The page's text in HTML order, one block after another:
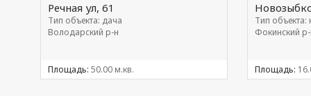
Речная ул, 61
Тип объекта: дача
Володарский р-н
Площадь: 50.00 м.кв.
Тип объекта:
Фокинский
Площадь: